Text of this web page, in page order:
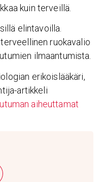
kuin terveillä.
elintavoilla.
ruokavalio
ilmaantumista.
erikoislääkäri,
artikkeli
aiheut­tamat